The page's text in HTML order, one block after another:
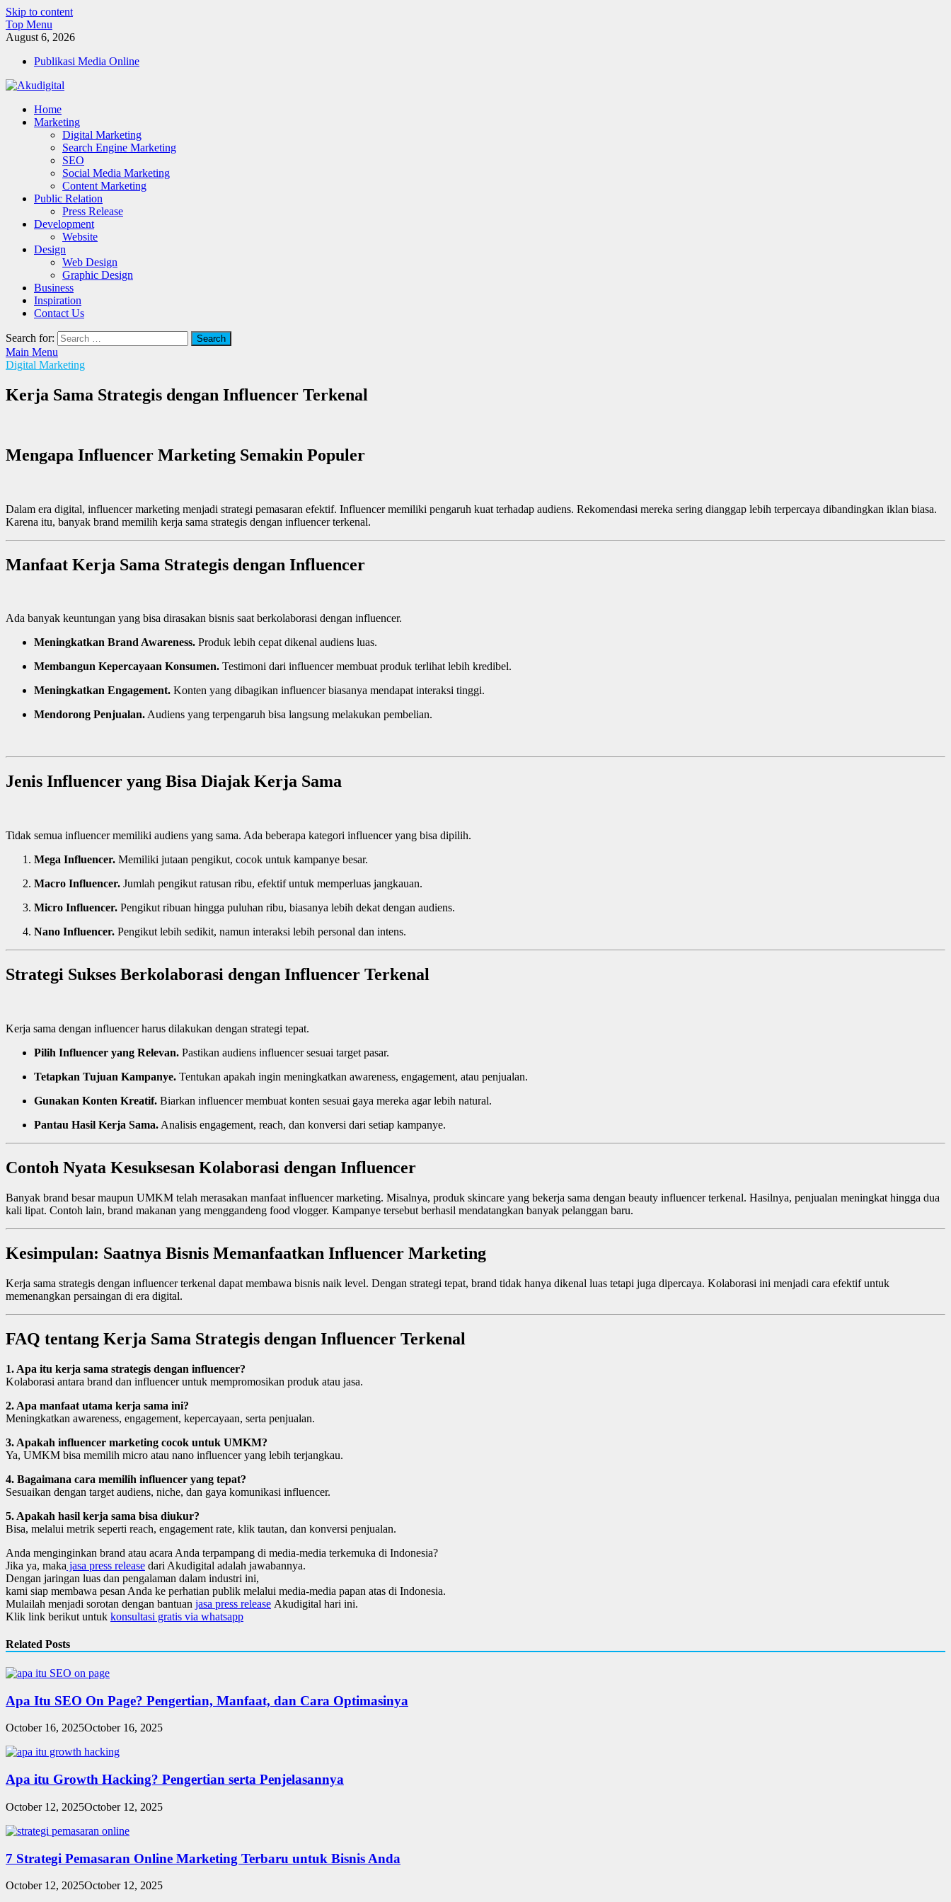
Skip to content
Top Menu
August 6, 2026
Publikasi Media Online
Akudigital
Digital Marketing Tips dan Trik
Home
Marketing
Digital Marketing
Search Engine Marketing
SEO
Social Media Marketing
Content Marketing
Public Relation
Press Release
Development
Website
Design
Web Design
Graphic Design
Business
Inspiration
Contact Us
Search for:
Main Menu
Digital Marketing
Kerja Sama Strategis dengan Influencer Terkenal
Mengapa Influencer Marketing Semakin Populer
Dalam era digital, influencer marketing menjadi strategi pemasaran efektif. Influencer memiliki pengaruh kuat terhadap audiens. Rekomendasi mereka sering dianggap lebih terpercaya dibandingkan iklan biasa.
Karena itu, banyak brand memilih kerja sama strategis dengan influencer terkenal.
Manfaat Kerja Sama Strategis dengan Influencer
Ada banyak keuntungan yang bisa dirasakan bisnis saat berkolaborasi dengan influencer.
Meningkatkan Brand Awareness. Produk lebih cepat dikenal audiens luas.
Membangun Kepercayaan Konsumen. Testimoni dari influencer membuat produk terlihat lebih kredibel.
Meningkatkan Engagement. Konten yang dibagikan influencer biasanya mendapat interaksi tinggi.
Mendorong Penjualan.Audiens yang terpengaruh bisa langsung melakukan pembelian.
Jenis Influencer yang Bisa Diajak Kerja Sama
Tidak semua influencer memiliki audiens yang sama. Ada beberapa kategori influencer yang bisa dipilih.
Mega Influencer. Memiliki jutaan pengikut, cocok untuk kampanye besar.
Macro Influencer. Jumlah pengikut ratusan ribu, efektif untuk memperluas jangkauan.
Micro Influencer. Pengikut ribuan hingga puluhan ribu, biasanya lebih dekat dengan audiens.
Nano Influencer. Pengikut lebih sedikit, namun interaksi lebih personal dan intens.
Strategi Sukses Berkolaborasi dengan Influencer Terkenal
Kerja sama dengan influencer harus dilakukan dengan strategi tepat.
Pilih Influencer yang Relevan. Pastikan audiens influencer sesuai target pasar.
Tetapkan Tujuan Kampanye. Tentukan apakah ingin meningkatkan awareness, engagement, atau penjualan.
Gunakan Konten Kreatif. Biarkan influencer membuat konten sesuai gaya mereka agar lebih natural.
Pantau Hasil Kerja Sama. Analisis engagement, reach, dan konversi dari setiap kampanye.
Contoh Nyata Kesuksesan Kolaborasi dengan Influencer
Banyak brand besar maupun UMKM telah merasakan manfaat influencer marketing. Misalnya, produk skincare yang bekerja sama dengan beauty influencer terkenal. Hasilnya, penjualan meningkat hingga dua
kali lipat. Contoh lain, brand makanan yang menggandeng food vlogger. Kampanye tersebut berhasil mendatangkan banyak pelanggan baru.
Kesimpulan: Saatnya Bisnis Memanfaatkan Influencer Marketing
Kerja sama strategis dengan influencer terkenal dapat membawa bisnis naik level. Dengan strategi tepat, brand tidak hanya dikenal luas tetapi juga dipercaya. Kolaborasi ini menjadi cara efektif untuk
memenangkan persaingan di era digital.
FAQ tentang Kerja Sama Strategis dengan Influencer Terkenal
1. Apa itu kerja sama strategis dengan influencer?
Kolaborasi antara brand dan influencer untuk mempromosikan produk atau jasa.
2. Apa manfaat utama kerja sama ini?
Meningkatkan awareness, engagement, kepercayaan, serta penjualan.
3. Apakah influencer marketing cocok untuk UMKM?
Ya, UMKM bisa memilih micro atau nano influencer yang lebih terjangkau.
4. Bagaimana cara memilih influencer yang tepat?
Sesuaikan dengan target audiens, niche, dan gaya komunikasi influencer.
5. Apakah hasil kerja sama bisa diukur?
Bisa, melalui metrik seperti reach, engagement rate, klik tautan, dan konversi penjualan.
Anda menginginkan brand atau acara Anda terpampang di media-media terkemuka di Indonesia?
Jika ya, maka jasa press release dari Akudigital adalah jawabannya.
Dengan jaringan luas dan pengalaman dalam industri ini,
kami siap membawa pesan Anda ke perhatian publik melalui media-media papan atas di Indonesia.
Mulailah menjadi sorotan dengan bantuan jasa press release Akudigital hari ini.
Klik link berikut untuk konsultasi gratis via whatsapp
Related Posts
Apa Itu SEO On Page? Pengertian, Manfaat, dan Cara Optimasinya
October 16, 2025October 16, 2025
Apa itu Growth Hacking? Pengertian serta Penjelasannya
October 12, 2025October 12, 2025
7 Strategi Pemasaran Online Marketing Terbaru untuk Bisnis Anda
October 12, 2025October 12, 2025